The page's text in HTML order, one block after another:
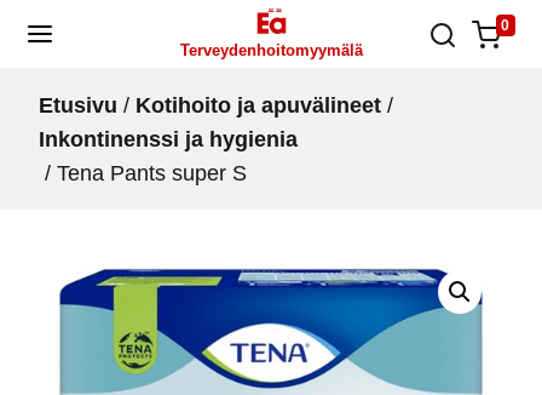
Skip
Terveydenhoitomyymälä
0
Etusivu / Kotihoito ja apuvälineet /
Inkontinenssi ja hygienia
/ Tena Pants super S